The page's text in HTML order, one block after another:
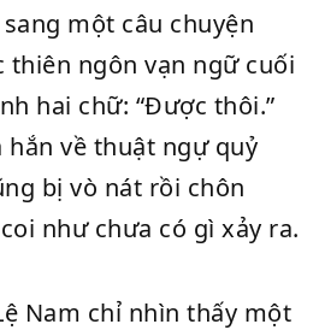
một câu chuyện
thiên ngôn vạn ngữ cuối
hai chữ: “Được thôi.”
về thuật ngự quỷ
bị vò nát rồi chôn
như chưa có gì xảy ra.
Nam chỉ nhìn thấy một